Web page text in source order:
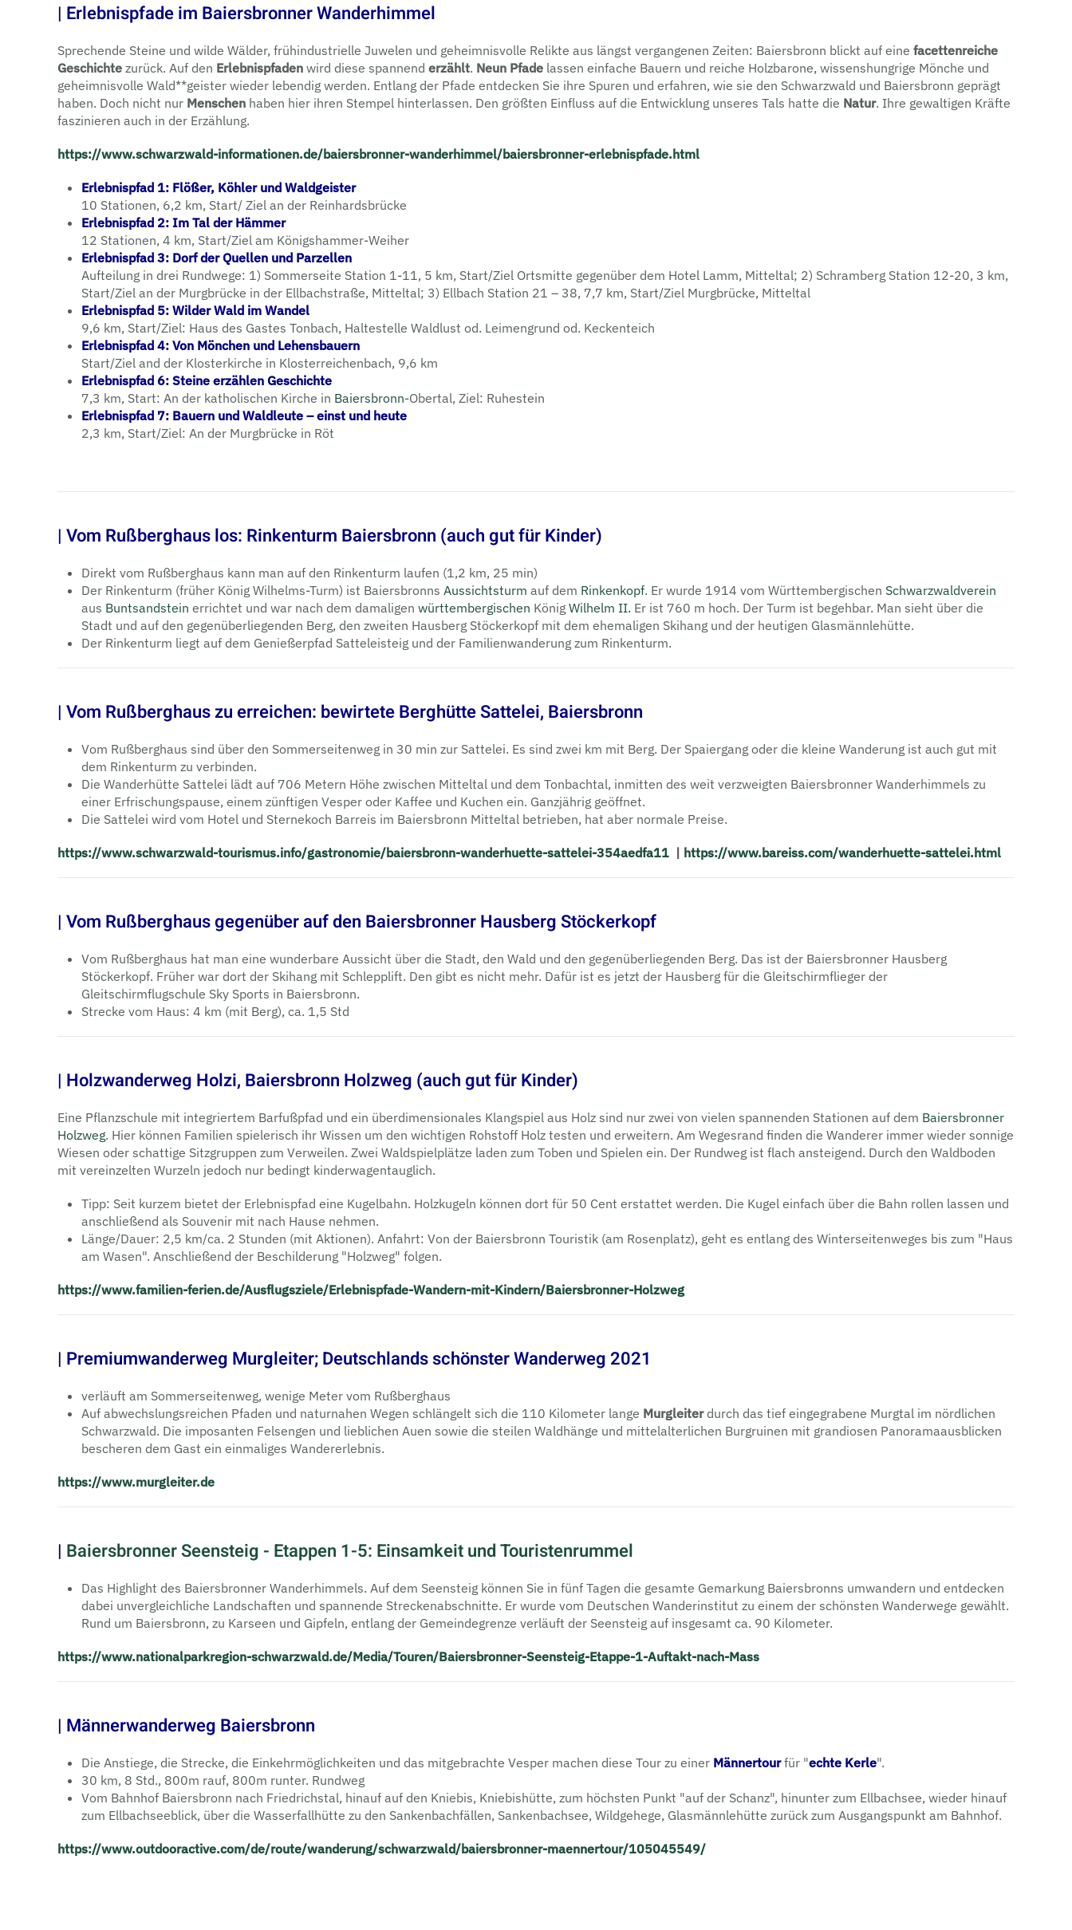
| Erlebnispfade im Baiersbronner Wanderhimmel
Sprechende Steine und wilde Wälder, frühindustrielle Juwelen und geheimnisvolle Relikte aus längst vergangenen Zeiten: Baiersbronn blickt auf eine facettenreiche
Geschichte zurück. Auf den Erlebnispfaden wird diese spannend erzählt. Neun Pfade lassen einfache Bauern und reiche Holzbarone, wissenshungrige Mönche und
geheimnisvolle Wald**geister wieder lebendig werden. Entlang der Pfade entdecken Sie ihre Spuren und erfahren, wie sie den Schwarzwald und Baiersbronn geprägt
haben. Doch nicht nur Menschen haben hier ihren Stempel hinterlassen. Den größten Einfluss auf die Entwicklung unseres Tals hatte die Natur. Ihre gewaltigen Kräfte
faszinieren auch in der Erzählung.
https://www.schwarzwald-informationen.de/baiersbronner-wanderhimmel/baiersbronner-erlebnispfade.html
Erlebnispfad 1: Flößer, Köhler und Waldgeister
10 Stationen, 6,2 km, Start/ Ziel an der Reinhardsbrücke
Erlebnispfad 2: Im Tal der Hämmer
12 Stationen, 4 km, Start/Ziel am Königshammer-Weiher
Erlebnispfad 3: Dorf der Quellen und Parzellen
Aufteilung in drei Rundwege: 1) Sommerseite Station 1-11, 5 km, Start/Ziel Ortsmitte gegenüber dem Hotel Lamm, Mitteltal; 2) Schramberg Station 12-20, 3 km,
Start/Ziel an der Murgbrücke in der Ellbachstraße, Mitteltal; 3) Ellbach Station 21 – 38, 7,7 km, Start/Ziel Murgbrücke, Mitteltal
Erlebnispfad 5: Wilder Wald im Wandel
9,6 km, Start/Ziel: Haus des Gastes Tonbach, Haltestelle Waldlust od. Leimengrund od. Keckenteich
Erlebnispfad 4: Von Mönchen und Lehensbauern
Start/Ziel and der Klosterkirche in Klosterreichenbach, 9,6 km
Erlebnispfad 6: Steine erzählen Geschichte
7,3 km, Start: An der katholischen Kirche in Baiersbronn-Obertal, Ziel: Ruhestein
Erlebnispfad 7: Bauern und Waldleute – einst und heute
2,3 km, Start/Ziel: An der Murgbrücke in Röt
| Vom Rußberghaus los: Rinkenturm Baiersbronn (auch gut für Kinder)
Direkt vom Rußberghaus kann man auf den Rinkenturm laufen (1,2 km, 25 min)
Der Rinkenturm (früher König Wilhelms-Turm) ist Baiersbronns Aussichtsturm auf dem Rinkenkopf. Er wurde 1914 vom Württembergischen Schwarzwaldverein
aus Buntsandstein errichtet und war nach dem damaligen württembergischen König Wilhelm II. Er ist 760 m hoch. Der Turm ist begehbar. Man sieht über die
Stadt und auf den gegenüberliegenden Berg, den zweiten Hausberg Stöckerkopf mit dem ehemaligen Skihang und der heutigen Glasmännlehütte.
Der Rinkenturm liegt auf dem Genießerpfad Satteleisteig und der Familienwanderung zum Rinkenturm.
| Vom Rußberghaus zu erreichen: bewirtete Berghütte Sattelei, Baiersbronn
Vom Rußberghaus sind über den Sommerseitenweg in 30 min zur Sattelei. Es sind zwei km mit Berg. Der Spaiergang oder die kleine Wanderung ist auch gut mit
dem Rinkenturm zu verbinden.
Die Wanderhütte Sattelei lädt auf 706 Metern Höhe zwischen Mitteltal und dem Ton­bach­tal, inmitten des weit verzweigten Baiersbronner Wander­him­mels zu
einer Erfrisch­ungs­pause, einem zünftigen Vesper oder Kaffee und Kuchen ein. Ganzjährig geöffnet.
Die Sattelei wird vom Hotel und Sternekoch Barreis im Baiersbronn Mitteltal betrieben, hat aber normale Preise.
https://www.schwarzwald-tourismus.info/gastronomie/baiersbronn-wanderhuette-sattelei-354aedfa11 | https://www.bareiss.com/wanderhuette-sattelei.html
| Vom Rußberghaus gegenüber auf den Baiersbronner Hausberg Stöckerkopf
Vom Rußberghaus hat man eine wunderbare Aussicht über die Stadt, den Wald und den gegenüberliegenden Berg. Das ist der Baiersbronner Hausberg
Stöckerkopf. Früher war dort der Skihang mit Schlepplift. Den gibt es nicht mehr. Dafür ist es jetzt der Hausberg für die Gleitschirmflieger der
Gleitschirmflugschule Sky Sports in Baiersbronn.
Strecke vom Haus: 4 km (mit Berg), ca. 1,5 Std
| Holzwanderweg Holzi, Baiersbronn Holzweg (auch gut für Kinder)
Eine Pflanzschule mit integriertem Barfußpfad und ein überdimensionales Klangspiel aus Holz sind nur zwei von vielen spannenden Stationen auf dem Baiersbronner
Holzweg. Hier können Familien spielerisch ihr Wissen um den wichtigen Rohstoff Holz testen und erweitern. Am Wegesrand finden die Wanderer immer wieder sonnige
Wiesen oder schattige Sitzgruppen zum Ver­weilen. Zwei Waldspielplätze laden zum Toben und Spielen ein. Der Rundweg ist flach ansteigend. Durch den Waldboden
mit vereinzelten Wurzeln jedoch nur bedingt kinderwagentauglich.
Tipp: Seit kurzem bietet der Erlebnispfad eine Kugelbahn. Holzkugeln können dort für 50 Cent erstattet werden. Die Kugel einfach über die Bahn rollen lassen und
anschließend als Souvenir mit nach Hause nehmen.
Länge/Dauer: 2,5 km/ca. 2 Stunden (mit Aktionen). Anfahrt: Von der Baiers­bronn Touristik (am Rosenplatz), geht es entlang des Winterseitenweges bis zum "Haus
am Wasen". Anschließend der Beschilderung "Holzweg" folgen.
https://www.familien-ferien.de/Ausflugsziele/Erlebnispfade-Wandern-mit-Kindern/Baiersbronner-Holzweg
| Premiumwanderweg Murgleiter; Deutschlands schönster Wanderweg 2021
verläuft am Sommerseitenweg, wenige Meter vom Rußberghaus
Auf abwechslungsreichen Pfaden und naturnahen Wegen schlängelt sich die 110 Kilometer lange Murgleiterdurch das tief eingegrabene Murgtal im nördlichen
Schwarzwald. Die imposanten Felsengen und lieblichen Auen sowie die steilen Waldhänge und mittelalterlichen Burgruinen mit grandiosen Panoramaausblicken
bescheren dem Gast ein einmaliges Wandererlebnis.
https://www.murgleiter.de
| Baiersbronner Seensteig - Etappen 1-5: Einsamkeit und Touristenrummel
Das Highlight des Baiersbronner Wanderhimmels. Auf dem Seensteig können Sie in fünf Tagen die gesamte Gemarkung Baiersbronns umwandern und entdecken
dabei unvergleichliche Landschaften und spannende Streckenabschnitte. Er wurde vom Deutschen Wanderinstitut zu einem der schönsten Wanderwege gewählt.
Rund um Baiersbronn, zu Karseen und Gipfeln, entlang der Gemeindegrenze verläuft der Seensteig auf insgesamt ca. 90 Kilometer.
https://www.nationalparkregion-schwarzwald.de/Media/Touren/Baiersbronner-Seensteig-Etappe-1-Auftakt-nach-Mass
| Männerwanderweg Baiersbronn
Die Anstiege, die Strecke, die Einkehrmöglichkeiten und das mitgebrachte Vesper machen diese Tour zu einer Männertour für "echte Kerle".
30 km, 8 Std., 800m rauf, 800m runter. Rundweg
Vom Bahnhof Baiersbronn nach Friedrichstal, hinauf auf den Kniebis, Kniebishütte, zum höchsten Punkt "auf der Schanz", hinunter zum Ellbachsee, wieder hinauf
zum Ellbachseeblick, über die Wasserfallhütte zu den Sanken­bachfällen, Sankenbachsee, Wildgehege, Glasmännlehütte zurück zum Ausgangspunkt am Bahnhof.
https://www.outdooractive.com/de/route/wanderung/schwarzwald/baiersbronner-maennertour/105045549/